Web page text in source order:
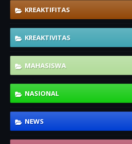
KREAKTIFITAS
KREAKTIVITAS
MAHASISWA
NASIONAL
NEWS